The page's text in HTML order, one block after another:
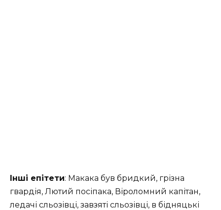
Інші епітети: Макака був бридкий, грізна
гвардія, Лютий посіпака, Віроломний капітан,
ледачі сльозівці, завзяті сльозівці, в бідняцькі